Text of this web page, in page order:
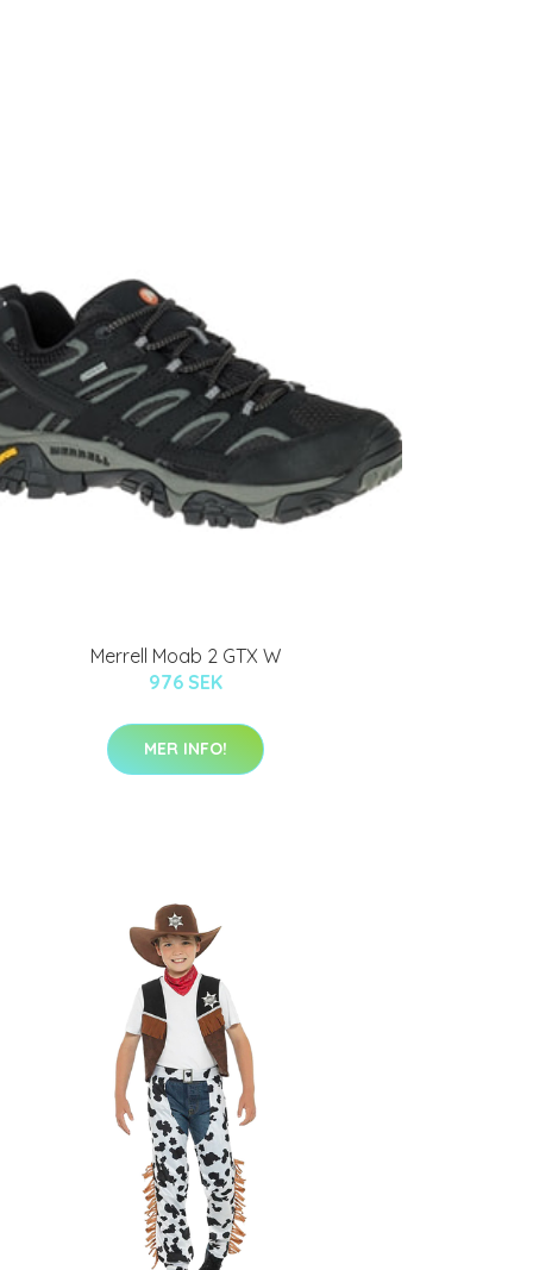
Merrell Moab 2 GTX W
976 SEK
MER INFO!